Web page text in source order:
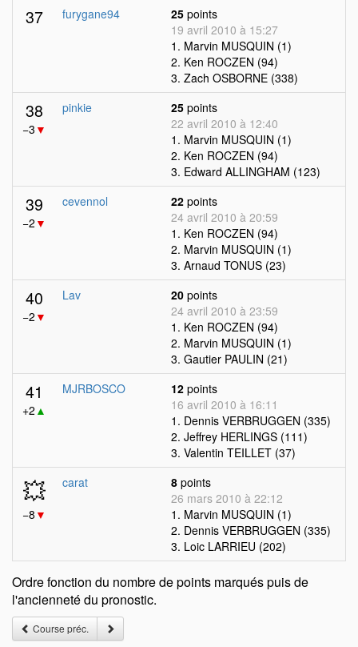
37 furygane94 25 points
19 avril 2010 à 15:27
1. Marvin MUSQUIN (1)
2. Ken ROCZEN (94)
3. Zach OSBORNE (338)
38
−3 ▼
pinkie 25 points
22 avril 2010 à 12:40
1. Marvin MUSQUIN (1)
2. Ken ROCZEN (94)
3. Edward ALLINGHAM (123)
39
−2 ▼
cevennol 22 points
24 avril 2010 à 20:59
1. Ken ROCZEN (94)
2. Marvin MUSQUIN (1)
3. Arnaud TONUS (23)
40
−2 ▼
Lav 20 points
24 avril 2010 à 23:59
1. Ken ROCZEN (94)
2. Marvin MUSQUIN (1)
3. Gautier PAULIN (21)
41
+2 ▲
MJRBOSCO 12 points
16 avril 2010 à 16:11
1. Dennis VERBRUGGEN (335)
2. Jeffrey HERLINGS (111)
3. Valentin TEILLET (37)
💥
−8 ▼
carat 8 points
26 mars 2010 à 22:12
1. Marvin MUSQUIN (1)
2. Dennis VERBRUGGEN (335)
3. Loic LARRIEU (202)
Ordre fonction du nombre de points marqués puis de
l'ancienneté du pronostic.
Course préc.